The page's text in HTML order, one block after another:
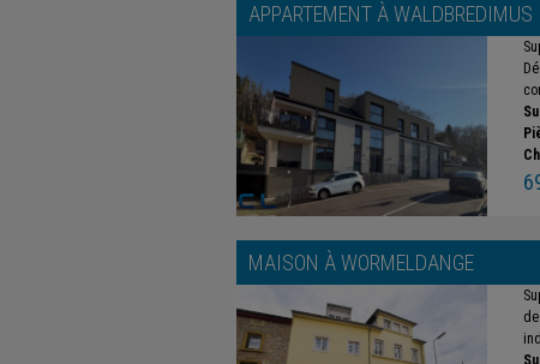
APPARTEMENT ÀWALDBREDIMUS
MAISON ÀWORMELDANGE